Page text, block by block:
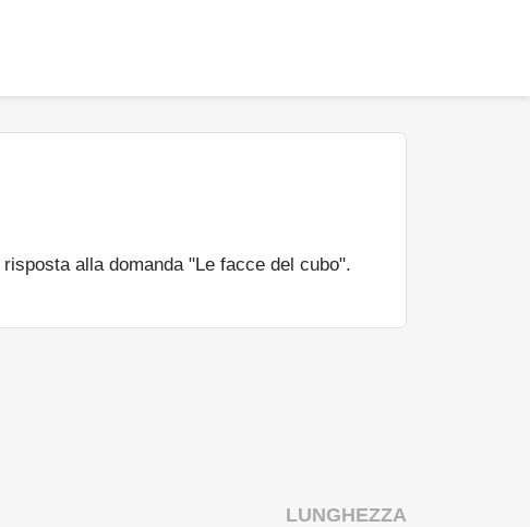
risposta alla domanda "Le facce del cubo".
LUNGHEZZA